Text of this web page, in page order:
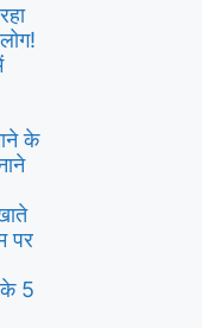
के
पर
के 5